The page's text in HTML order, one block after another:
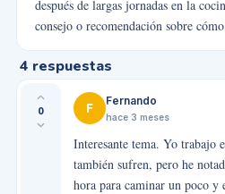
después de largas jornadas en la
consejo o recomendación sobre
4 respuestas
0 F Fernando
hace 3 meses
Interesante tema. Yo trabajo
también sufren, pero he
hora para caminar un poco y